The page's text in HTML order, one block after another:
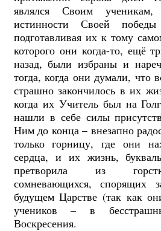
являлся Своим
истинности Своей
подготавливая их к тому
которого они когда-то, ещё
назад, были избраны и
тогда, когда они думали, что
страшно закончилось в их
когда их Учитель был на
нашли в себе силы
Ним до конца – внезапно
только горницу, где они
сердца, и их жизнь,
претворила из
сомневающихся, спорящих
будущем Царстве (так как
учеников – в
Воскресения.